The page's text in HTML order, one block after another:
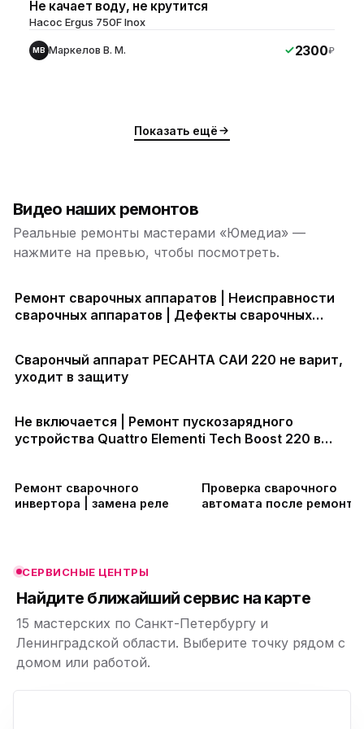
Не качает воду, не крутится
Насос Ergus 750F Inox
МВ Маркелов В. М. 2300₽
Показать ещё
Видео наших ремонтов
Реальные ремонты мастерами «Юмедиа» —
нажмите на превью, чтобы посмотреть.
Ремонт сварочных аппаратов | Неисправности
сварочных аппаратов | Дефекты сварочных
Сварончый аппарат РЕСАНТА САИ 220 не варит,
уходит в защиту
Не включается | Ремонт пускозарядного
устройства Quattro Elementi Tech Boost 220 в
Ремонт сварочного
инвертора | замена реле
Проверка сварочного
автомата после ремонта
СЕРВИСНЫЕ ЦЕНТРЫ
Найдите ближайший сервис на карте
15 мастерских по Санкт-Петербургу и
Ленинградской области. Выберите точку рядом с
домом или работой.
ю